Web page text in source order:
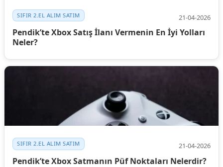
SIFIR 2.EL ALIM SATIM 21-04-2026
Pendik’te Xbox Satış İlanı Vermenin En İyi Yolları
Neler?
SIFIR 2.EL ALIM SATIM 21-04-2026
Pendik’te Xbox Satmanın Püf Noktaları Nelerdir?